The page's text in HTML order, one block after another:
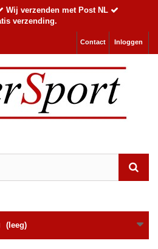
Wij verzenden met Post NL
verzending.
Inloggen
Contact
(leeg)